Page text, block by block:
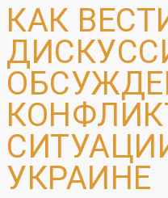
КАК
УКРАИНЕ